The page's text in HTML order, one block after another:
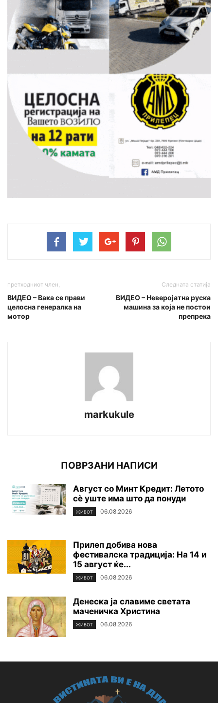
претходниот член,
ВИДЕО – Вака се прави
целосна генералка на
мотор
Следната статија
ВИДЕО – Неверојатна руска
машина за која не постои
препрека
markukule
ПОВРЗАНИ НАПИСИ
Август со Минт Кредит: Летото
сè уште има што да понуди
ЖИВОТ 06.08.2026
Прилеп добива нова
фестивалска традиција: На 14 и
15 август ќе...
ЖИВОТ 06.08.2026
Денеска ја славиме светата
маченичка Христина
ЖИВОТ 06.08.2026